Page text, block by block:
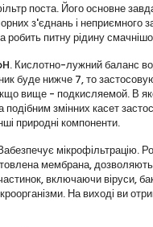
поста. Його основне
з'єднань і неприємного
робить питну рідину
Кислотно-лужний баланс
буде нижче 7, то
вище - подкисляемой. В
подібним змінних касет
природні компоненти.
мікрофільтрацію.
мембрана,
включаючи віруси,
На виході ви